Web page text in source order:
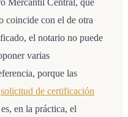
Mercantil Central, que
coincide con el de otra
el notario no puede
varias
porque las
solicitud de certificación
es, en la práctica, el